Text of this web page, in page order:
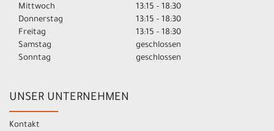
Mittwoch
13:15 - 18:30
Donnerstag
13:15 - 18:30
Freitag
13:15 - 18:30
Samstag
geschlossen
Sonntag
geschlossen
UNSER UNTERNEHMEN
Kontakt